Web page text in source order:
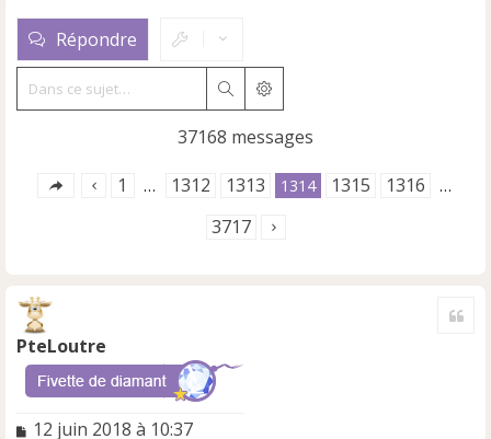
Répondre
RechercherRecherche avancée
37168 messages
1 … 1312 1313 1314 1315 1316 …
3717
PteLoutre
M12 juin 2018 à 10:37